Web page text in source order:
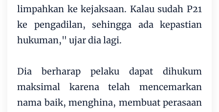
limpahkan ke kejaksaan. Kalau sudah P21
ke pengadilan, sehingga ada kepastian
hukuman," ujar dia lagi.
Dia berharap pelaku dapat dihukum
maksimal karena telah mencemarkan
nama baik, menghina, membuat perasaan